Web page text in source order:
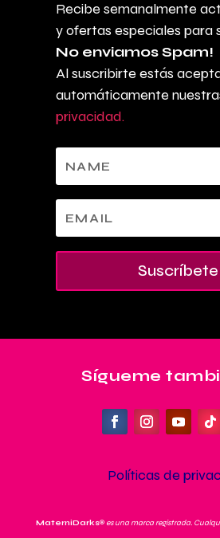
Recibe semanalmente
y ofertas especiales para
No enviamos Spam!
Al suscribirte estás
automáticamente
privacidad.
Suscríbete
Sígueme
Políticas de
MaterniDarks®es una marca registrada.